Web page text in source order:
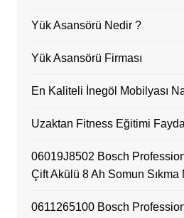
Yük Asansörü Nedir ?
Yük Asansörü Firması
En Kaliteli İnegöl Mobilyası
Uzaktan Fitness Eğitimi
06019J8502 Bosch
Çift Akülü 8 Ah Somun Sıkma
0611265100 Bosch